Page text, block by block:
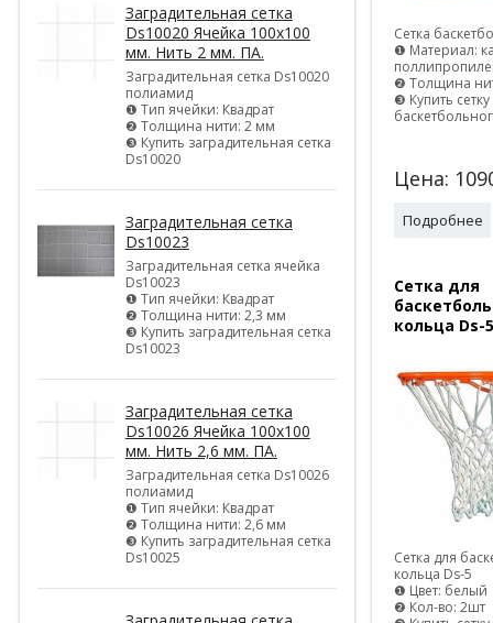
Заградительная сетка
Ds10020 Ячейка 100х100
мм. Нить 2 мм. ПА.
Заградительная сетка Ds10020
полиамид
❶ Тип ячейки: Квадрат
❷ Толщина нити: 2 мм
❸ Купить заградительная сетка
Ds10020
Заградительная сетка
Ds10023
Заградительная сетка ячейка
Ds10023
❶ Тип ячейки: Квадрат
❷ Толщина нити: 2,3 мм
❸ Купить заградительная сетка
Ds10023
Заградительная сетка
Ds10026 Ячейка 100х100
мм. Нить 2,6 мм. ПА.
Заградительная сетка Ds10026
полиамид
❶ Тип ячейки: Квадрат
❷ Толщина нити: 2,6 мм
❸ Купить заградительная сетка
Ds10025
Сетка
❶ Материал:
❷ Толщина
❸ Купить
Цена:
Подробнее
Сетка для
кольца Ds-5
Сетка для
кольца Ds-5
❶ Цвет: белый
❷ Кол-во: 2шт